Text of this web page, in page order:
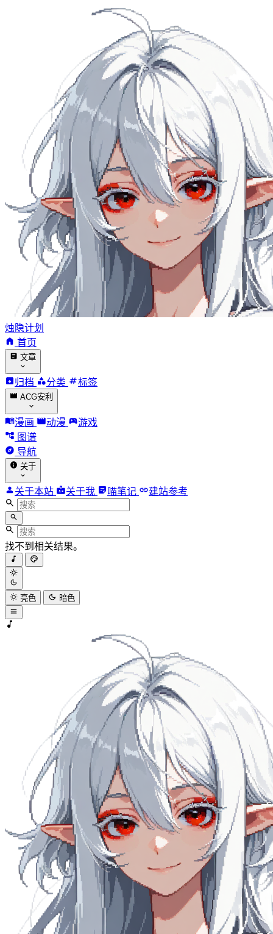
烛隐计划
首页
文章
归档 分类 标签
ACG安利
漫画 动漫
游戏
图谱
导航
关于
关于本站 关于我 喵笔记 建站参考
找不到相关结果。
亮色 暗色